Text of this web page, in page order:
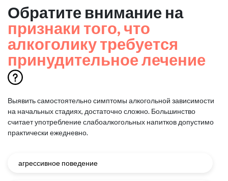
Обратите внимание на
признаки того, что
алкоголику требуется
принудительное лечение
Выявить самостоятельно симптомы алкогольной зависимости
на начальных стадиях, достаточно сложно. Большинство
считает употребление слабоалкогольных напитков допустимо
практически ежедневно.
агрессивное поведение